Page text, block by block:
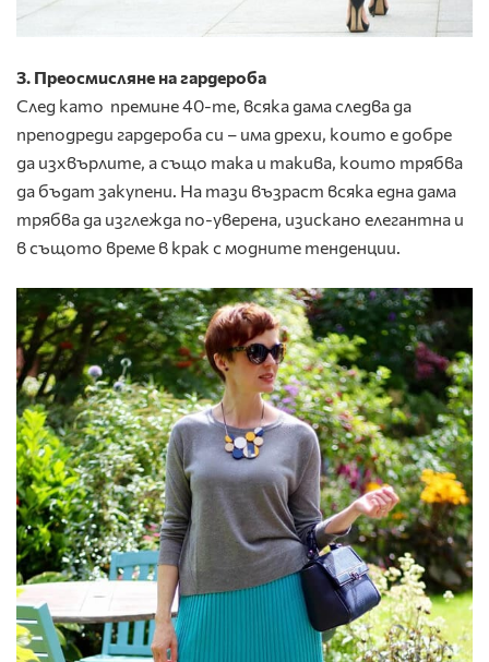
3. Преосмисляне на гардероба
След като премине 40-те, всяка дама следва да
преподреди гардероба си – има дрехи, които е добре
да изхвърлите, а също така и такива, които трябва
да бъдат закупени. На тази възраст всяка една дама
трябва да изглежда по-уверена, изискано елегантна и
в същото време в крак с модните тенденции.